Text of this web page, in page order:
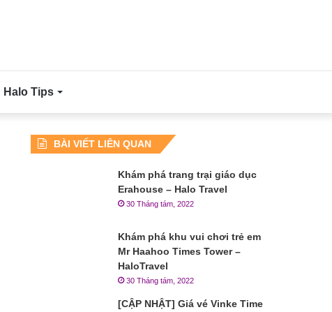
Halo Tips
BÀI VIẾT LIÊN QUAN
Khám phá trang trại giáo dục
Erahouse – Halo Travel
30 Tháng tám, 2022
Khám phá khu vui chơi trẻ em
Mr Haahoo Times Tower –
HaloTravel
30 Tháng tám, 2022
[CẬP NHẬT] Giá vé Vinke Time